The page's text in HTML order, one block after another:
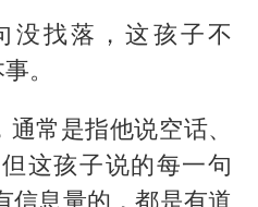
没找落，这孩子不
。
常是指他说空话、
这孩子说的每一句
信息量的，都是有道